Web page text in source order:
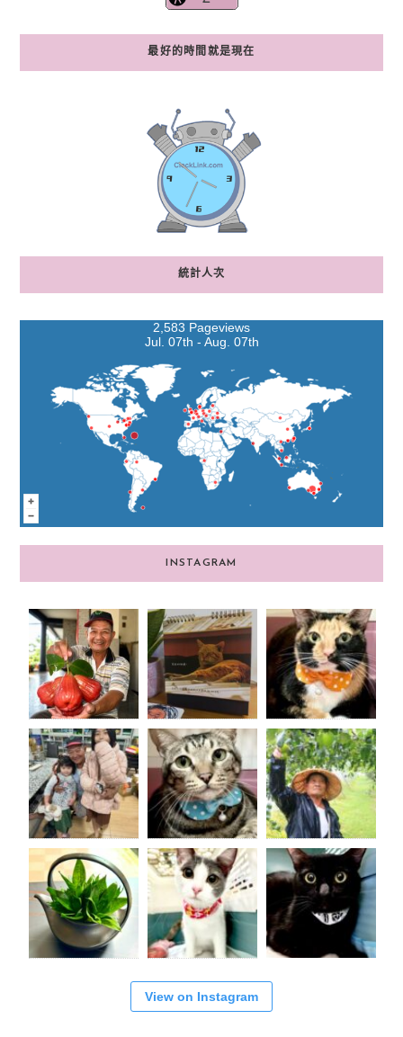
最好的時間就是現在
統計人次
2,583 Pageviews
Jul. 07th - Aug. 07th
INSTAGRAM
View on Instagram